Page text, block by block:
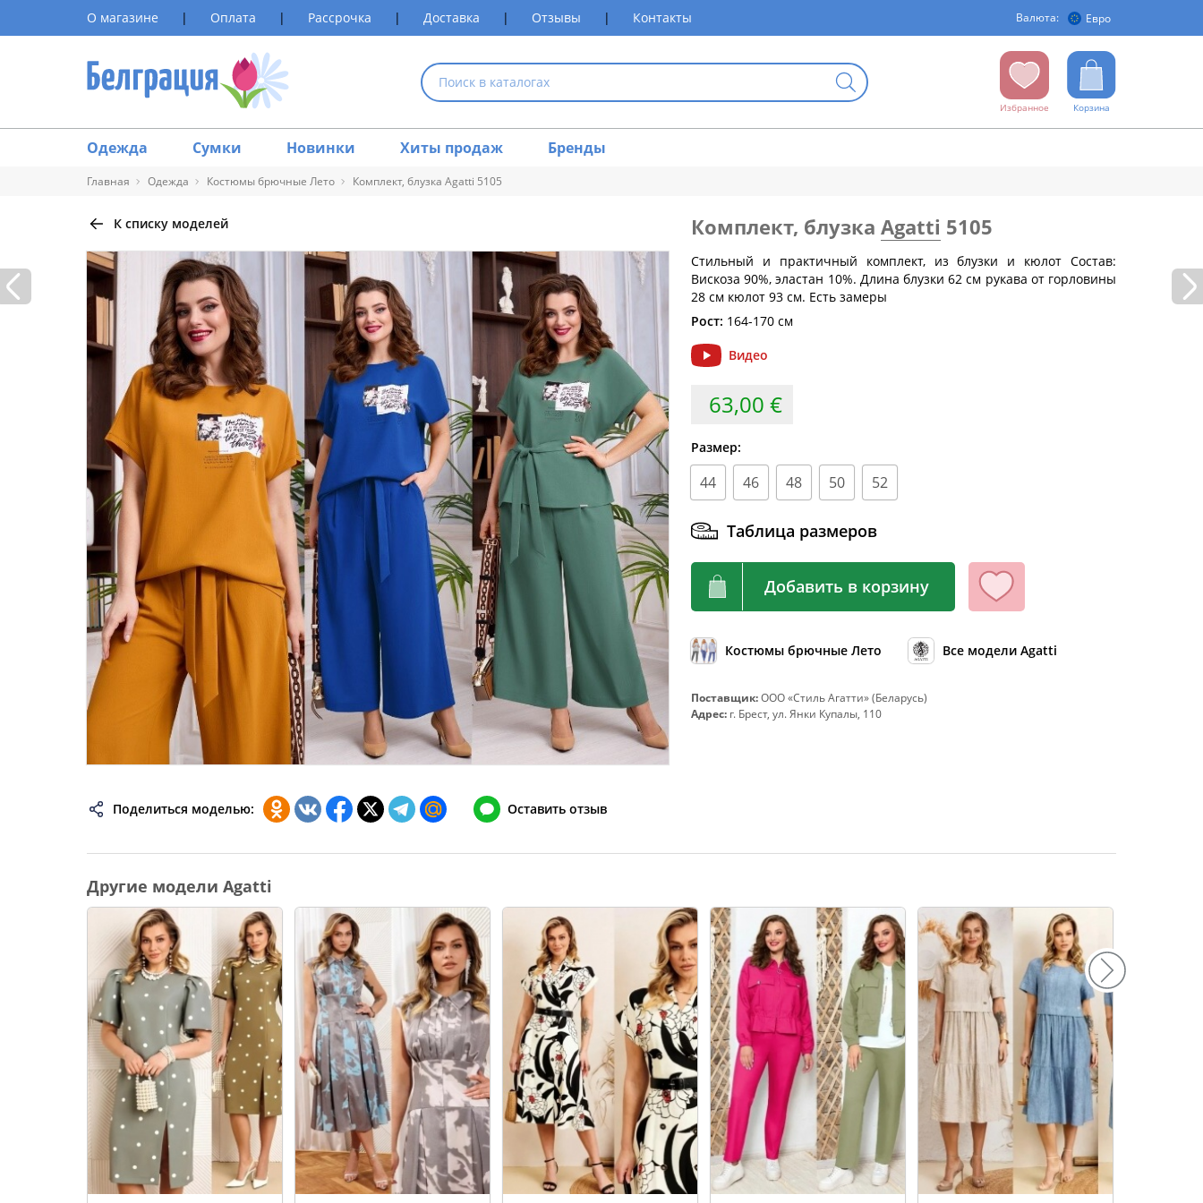
О магазине | Оплата | Рассрочка | Доставка | Отзывы | Контакты Валюта: Евро
Избранное Корзина
Одежда Сумки Новинки Хиты продаж Бренды
Главная Одежда Костюмы брючные Лето Комплект, блузка Agatti 5105
Размер Обхват груди (см) Обхват талии (см)
Обхват бедер (см)
40
80
42
64-68
44
88 68-72
46
92 72-76
96 76-80
100 80-84
108
52
104 84-88
112
108 88-92
116
112 92-96
116 96-100
124
120 100-104
128
124 104-108
132
128 108-112
132 112-116
140
68
136 116-120
70
140 120-124
72
144
74
148
76
152 132-136
160
80
160 140-144
168
82
164 144-148 172
К списку моделей
Поделиться моделью: Оставить отзыв
Комплект, блузка Agatti 5105
Стильный и практичный комплект, из блузки и кюлот Состав:
Вискоза 90%, эластан 10%. Длина блузки 62 см рукава от горловины
28 см кюлот 93 см. Есть замеры
Рост: 164-170 см
Видео
63,00 €
Размер:
44 46 48 50 52
Таблица размеров
Добавить в корзину
Костюмы брючные Лето Все модели Agatti
Поставщик:ООО «Стиль Агатти» (Беларусь)
Адрес: г. Брест, ул. Янки Купалы, 110
Другие модели Agatti